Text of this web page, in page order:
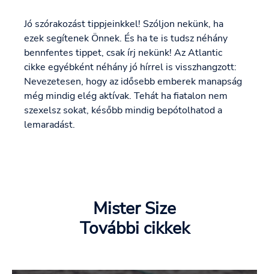
Jó szórakozást tippjeinkkel! Szóljon nekünk, ha
ezek segítenek Önnek. És ha te is tudsz néhány
bennfentes tippet, csak írj nekünk! Az Atlantic
cikke egyébként néhány jó hírrel is visszhangzott:
Nevezetesen, hogy az idősebb emberek manapság
még mindig elég aktívak. Tehát ha fiatalon nem
szexelsz sokat, később mindig bepótolhatod a
lemaradást.
Mister Size
További cikkek